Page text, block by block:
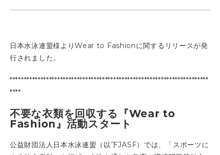
日本水泳連盟様よりWear to Fashionに関するリリースが発
行されました。
***********************************************************************
****
不要な衣類を回収する『Wear to
Fashion』活動スタート
公益財団法人日本水泳連盟（以下JASF）では、「スポーツに